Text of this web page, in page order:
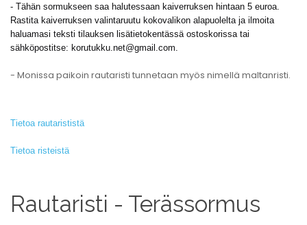
- Tähän sormukseen saa halutessaan kaiverruksen hintaan 5 euroa.
Rastita kaiverruksen valintaruutu kokovalikon alapuolelta ja ilmoita
haluamasi teksti tilauksen lisätietokentässä ostoskorissa tai
sähköpostitse: korutukku.net@gmail.com.
- Monissa paikoin rautaristi tunnetaan myös nimellä maltanristi.
Tietoa rautarististä
Tietoa risteistä
Rautaristi - Terässormus